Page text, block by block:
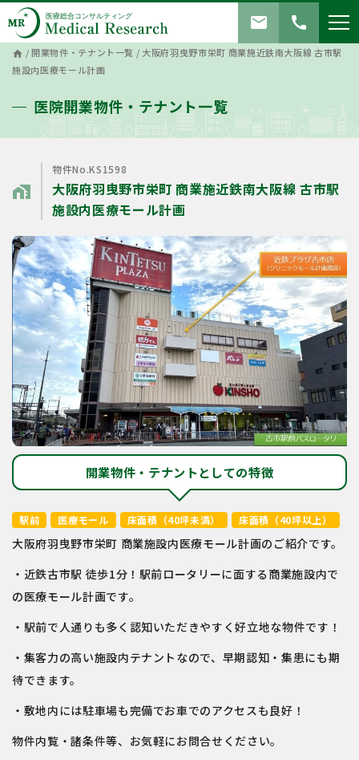
call
mail
home /開業物件・テナント一覧 / 大阪府羽曳野市栄町 商業施近鉄南大阪線 古市駅
施設内医療モール計画
医院開業物件・テナント一覧
home_work
物件No.KS1598
大阪府羽曳野市栄町 商業施近鉄南大阪線 古市駅
施設内医療モール計画
開業物件・テナントとしての特徴
駅前 医療モール 床面積（40坪未満） 床面積（40坪以上）
大阪府羽曳野市栄町 商業施設内医療モール計画のご紹介です。
・近鉄古市駅 徒歩1分！駅前ロータリーに面する商業施設内で
の医療モール計画です。
・駅前で人通りも多く認知いただきやすく好立地な物件です！
・集客力の高い施設内テナントなので、早期認知・集患にも期
待できます。
・敷地内には駐車場も完備でお車でのアクセスも良好！
物件内覧・諸条件等、お気軽にお問合せください。